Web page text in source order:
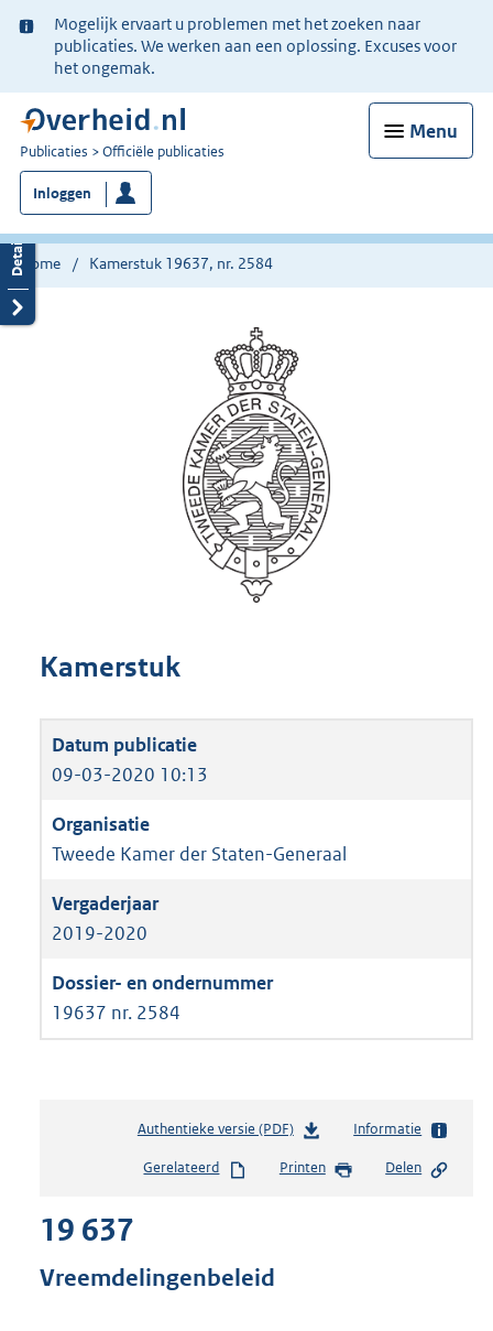
Ter
informatie:
Mogelijk ervaart u problemen met het zoeken naar
publicaties. We werken aan een oplossing. Excuses voor
het ongemak.
Menu
U
bent
nu
hier:
Publicaties Officiële publicaties
Inloggen
Home Kamerstuk 19637, nr. 2584
Kamerstuk
09-03-2020 10:13
Tweede Kamer der Staten-Generaal
2019-2020
19637 nr. 2584
Authentieke versie (PDF)b
s
Informatie
Gerelateerd Printen Delen
19 637
Vreemdelingenbeleid